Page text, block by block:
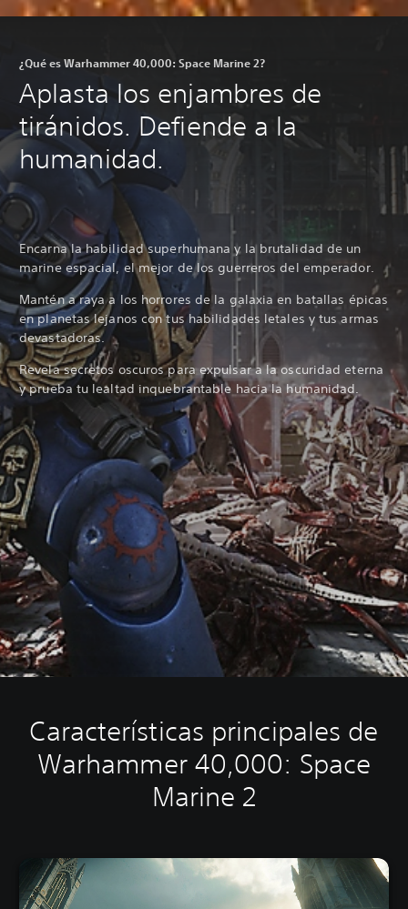
¿Qué es Warhammer 40,000: Space Marine 2?
Aplasta los enjambres de
tiránidos. Defiende a la
humanidad.
Encarna la habilidad superhumana y la brutalidad de un
marine espacial, el mejor de los guerreros del emperador.
Mantén a raya a los horrores de la galaxia en batallas épicas
en planetas lejanos con tus habilidades letales y tus armas
devastadoras.
Revela secretos oscuros para expulsar a la oscuridad eterna
y prueba tu lealtad inquebrantable hacia la humanidad.
Características principales de
Warhammer 40,000: Space
Marine 2